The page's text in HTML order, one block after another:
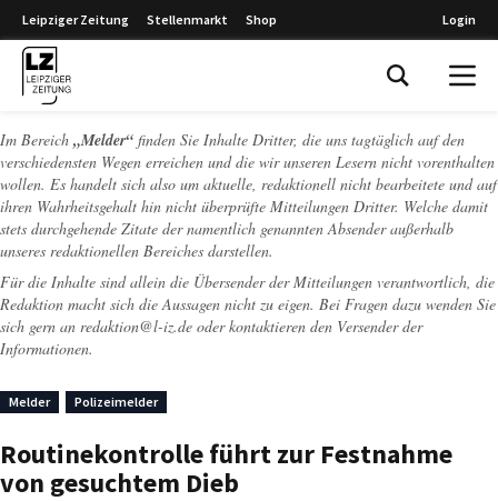
Leipziger Zeitung Stellenmarkt Shop Login
Im Bereich „Melder“ finden Sie Inhalte Dritter, die uns tagtäglich auf den
verschiedensten Wegen erreichen und die wir unseren Lesern nicht vorenthalten
wollen. Es handelt sich also um aktuelle, redaktionell nicht bearbeitete und auf
ihren Wahrheitsgehalt hin nicht überprüfte Mitteilungen Dritter. Welche damit
stets durchgehende Zitate der namentlich genannten Absender außerhalb
unseres redaktionellen Bereiches darstellen.
Für die Inhalte sind allein die Übersender der Mitteilungen verantwortlich, die
Redaktion macht sich die Aussagen nicht zu eigen. Bei Fragen dazu wenden Sie
sich gern an redaktion@l-iz.de oder kontaktieren den Versender der
Informationen.
Melder Polizeimelder
Routinekontrolle führt zur Festnahme
von gesuchtem Dieb